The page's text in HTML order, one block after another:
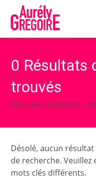
content
0 Résultats
trouvés
Vous avez recherché :
Désolé, aucun
de recherche. Veuillez
mots clés différents.